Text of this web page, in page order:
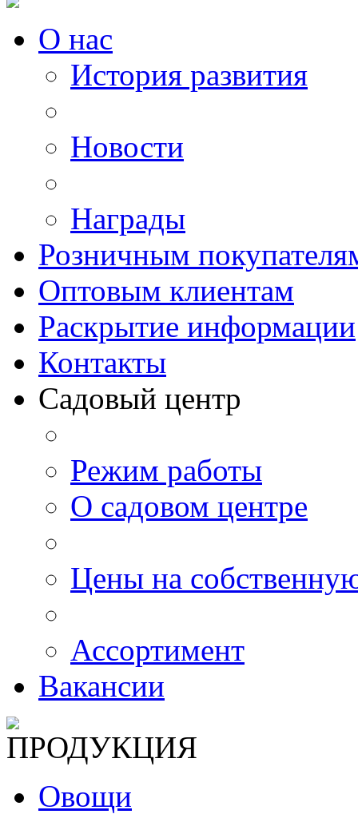
О нас
История развития
Новости
Награды
Розничным
Оптовым клиентам
Раскрытие информации
Контакты
Садовый центр
Режим работы
О садовом центре
Цены на
Ассортимент
Вакансии
ПРОДУКЦИЯ
Овощи